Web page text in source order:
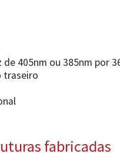
405nm ou 385nm por
traseiro
fabricadas